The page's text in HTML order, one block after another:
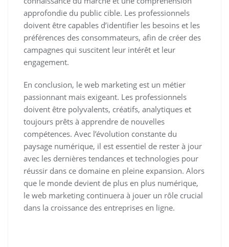
approfondie du public cible. Les professionnels
doivent être capables d’identifier les besoins et les
préférences des consommateurs, afin de créer des
campagnes qui suscitent leur intérêt et leur
engagement.
En conclusion, le web marketing est un métier
passionnant mais exigeant. Les professionnels
doivent être polyvalents, créatifs, analytiques et
toujours prêts à apprendre de nouvelles
compétences. Avec l’évolution constante du
paysage numérique, il est essentiel de rester à jour
avec les dernières tendances et technologies pour
réussir dans ce domaine en pleine expansion. Alors
que le monde devient de plus en plus numérique,
le web marketing continuera à jouer un rôle crucial
dans la croissance des entreprises en ligne.